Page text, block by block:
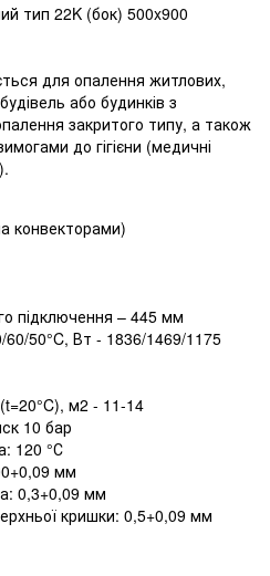
тип 22K (бок) 500x900
для опалення житлових,
або будинків з
закритого типу, а також
до гігієни (медичні
конвекторами)
підключення – 445 мм
50°C, Вт - 1836/1469/1175
м2 - 11-14
10 бар
120 °С
мм
0,3+0,09 мм
кришки: 0,5+0,09 мм